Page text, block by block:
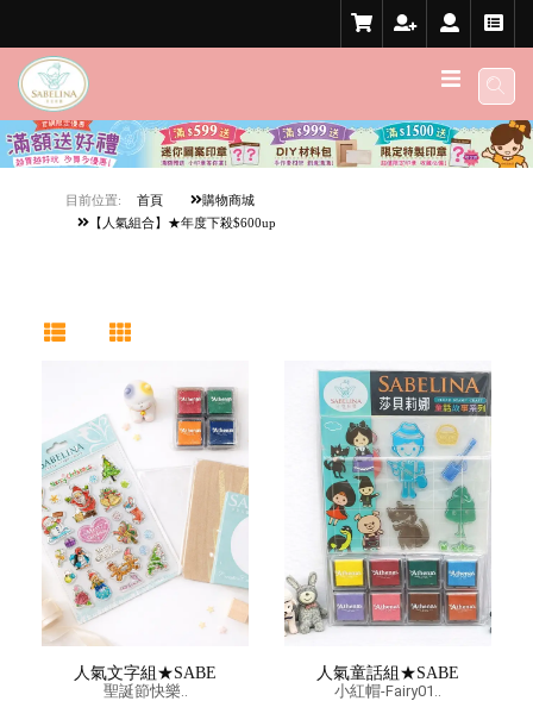
目前位置: 首頁
購物商城
【人氣組合】★年度下殺$600up
人氣文字組★SABE
聖誕節快樂..
人氣童話組★SABE
小紅帽-Fairy01..